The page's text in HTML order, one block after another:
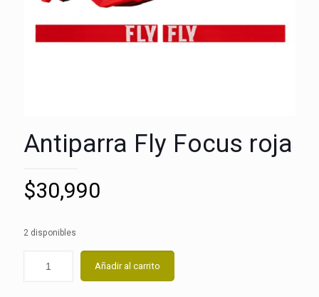
Antiparra Fly Focus roja
$30,990
2 disponibles
Añadir al carrito